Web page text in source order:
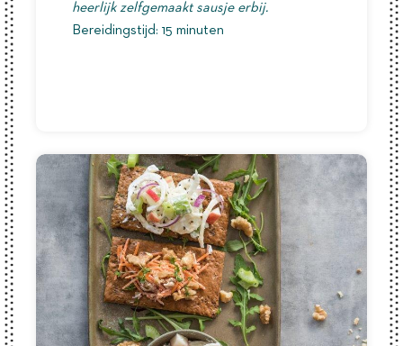
heerlijk zelfgemaakt sausje erbij.
Bereidingstijd: 15 minuten